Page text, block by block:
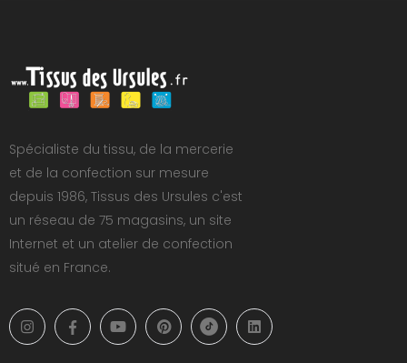
Spécialiste du tissu, de la mercerie
et de la confection sur mesure
depuis 1986, Tissus des Ursules c'est
un réseau de 75 magasins, un site
Internet et un atelier de confection
situé en France.